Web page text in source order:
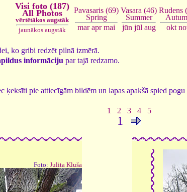
Visi foto (187)
All Photos
vērtētākos augstāk
jaunākos augstāk
Pavasaris (69)
Spring
mar apr mai
Vasara (46)
Summer
jūn jūl aug
Rudens
okt
ko gribi redzēt pilnā izmērā.
informāciju par tajā redzamo.
ķeksīti pie attiecīgām bildēm un lapas apakšā spied
1 2 3 4 5
1
Foto: Julita Kluša